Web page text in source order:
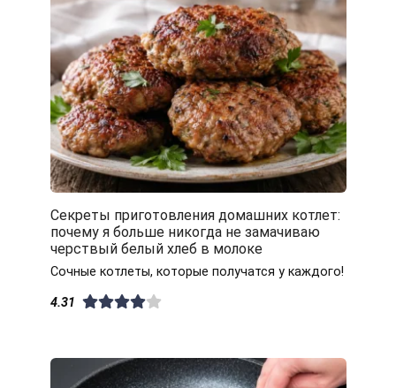
Секреты приготовления домашних котлет:
почему я больше никогда не замачиваю
черствый белый хлеб в молоке
Сочные котлеты, которые получатся у каждого!
4.31